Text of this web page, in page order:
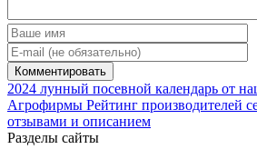
2024 лунный посевной календарь от
Агрофирмы Рейтинг производителей
отзывами и описанием
Разделы сайты